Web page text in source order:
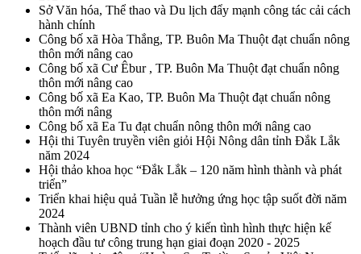
Sở Văn hóa, Thể thao và Du lịch đẩy mạnh công tác cải cách
hành chính
Công bố xã Hòa Thắng, TP. Buôn Ma Thuột đạt chuẩn nông
thôn mới nâng cao
Công bố xã Cư Êbur , TP. Buôn Ma Thuột đạt chuẩn nông
thôn mới nâng cao
Công bố xã Ea Kao, TP. Buôn Ma Thuột đạt chuẩn nông
thôn mới nâng
Công bố xã Ea Tu đạt chuẩn nông thôn mới nâng cao
Hội thi Tuyên truyền viên giỏi Hội Nông dân tỉnh Đắk Lắk
năm 2024
Hội thảo khoa học “Đắk Lắk – 120 năm hình thành và phát
triển”
Triển khai hiệu quả Tuần lễ hưởng ứng học tập suốt đời năm
2024
Thành viên UBND tỉnh cho ý kiến tình hình thực hiện kế
hoạch đầu tư công trung hạn giai đoạn 2020 - 2025